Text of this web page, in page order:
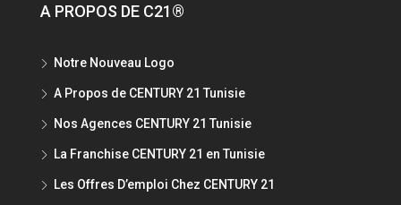
A PROPOS DE C21®
Notre Nouveau Logo
A Propos de CENTURY 21 Tunisie
Nos Agences CENTURY 21 Tunisie
La Franchise CENTURY 21 en Tunisie
Les Offres D’emploi Chez CENTURY 21